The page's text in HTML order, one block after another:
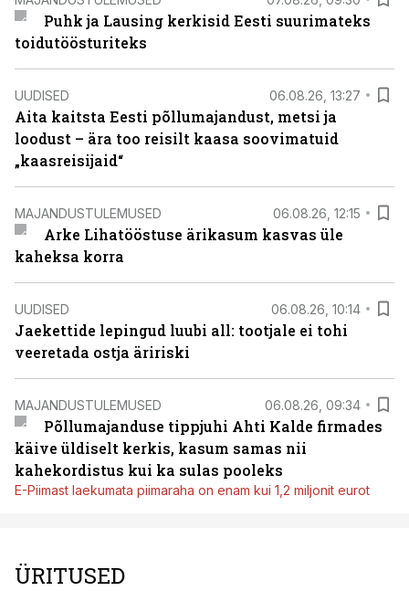
Puhk ja Lausing kerkisid Eesti suurimateks
toidutöösturiteks
UUDISED 06.08.26, 13:27
Aita kaitsta Eesti põllumajandust, metsi ja
loodust – ära too reisilt kaasa soovimatuid
„kaasreisijaid“
MAJANDUSTULEMUSED 06.08.26, 12:15
Arke Lihatööstuse ärikasum kasvas üle
kaheksa korra
UUDISED 06.08.26, 10:14
Jaekettide lepingud luubi all: tootjale ei tohi
veeretada ostja äririski
MAJANDUSTULEMUSED 06.08.26, 09:34
Põllumajanduse tippjuhi Ahti Kalde firmades
käive üldiselt kerkis, kasum samas nii
kahekordistus kui ka sulas pooleks
E-Piimast laekumata piimaraha on enam kui 1,2 miljonit eurot
ÜRITUSED